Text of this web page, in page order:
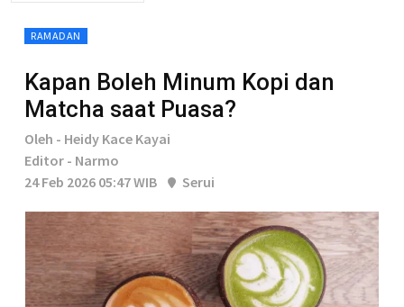
RAMADAN
Kapan Boleh Minum Kopi dan
Matcha saat Puasa?
Oleh - Heidy Kace Kayai
Editor - Narmo
24 Feb 2026 05:47 WIB
Serui